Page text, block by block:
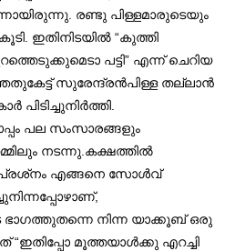
രണ്ടു പിള്ളമാരുടെയും
ഇതിനിടയിൽ “കുത്തി
പട്ടി” എന്ന് ചെറിയ
സുരേന്ദ്രൻപിള്ള തല്ലാൻ
പിടിച്ചുനിർത്തി.
പല സംസാരങ്ങളും
നടന്നു.കക്ഷത്തിൽ
എങ്ങനെ സോൾവ്
ഭാഗത്തുതന്നെ നിന്ന യാക്കൂബ് ഒരു
“ഇതിപ്പോ മൂത്തയാൾക്കു എറച്ചി